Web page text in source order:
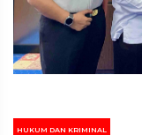
HUKUM DAN KRIMINAL